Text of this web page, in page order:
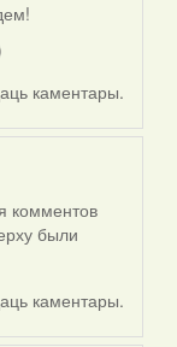
каментары.
комментов
были
каментары.